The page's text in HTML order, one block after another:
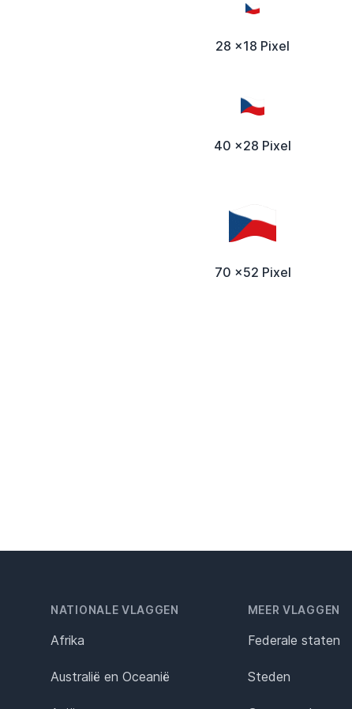
28 x18 Pixel
40 x28 Pixel
70 x52 Pixel
NATIONALE VLAGGEN
Afrika
Australië en Oceanië
MEER VLAGGEN
Federale staten
Steden